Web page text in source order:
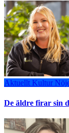
Aktuellt Kultur
De äldre firar sin